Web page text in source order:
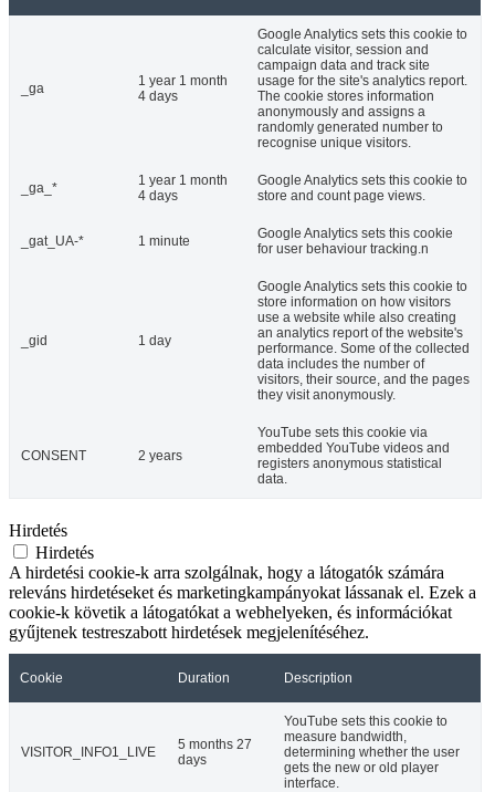
_ga
1 year 1 month
4 days
Google Analytics sets this cookie to
calculate visitor, session and
campaign data and track site
usage for the site's analytics report.
The cookie stores information
anonymously and assigns a
randomly generated number to
recognise unique visitors.
_ga_*
1 year 1 month
4 days
Google Analytics sets this cookie to
store and count page views.
_gat_UA-* 1 minute
Google Analytics sets this cookie
for user behaviour tracking.n
_gid 1 day
Google Analytics sets this cookie to
store information on how visitors
use a website while also creating
an analytics report of the website's
performance. Some of the collected
data includes the number of
visitors, their source, and the pages
they visit anonymously.
CONSENT 2 years
YouTube sets this cookie via
embedded YouTube videos and
registers anonymous statistical
data.
Hirdetés
Hirdetés
A hirdetési cookie-k arra szolgálnak, hogy a látogatók számára
releváns hirdetéseket és marketingkampányokat lássanak el. Ezek a
cookie-k követik a látogatókat a webhelyeken, és információkat
gyűjtenek testreszabott hirdetések megjelenítéséhez.
Cookie Duration Description
VISITOR_INFO1_LIVE
5 months 27
days
YouTube sets this cookie to
measure bandwidth,
determining whether the user
gets the new or old player
interface.